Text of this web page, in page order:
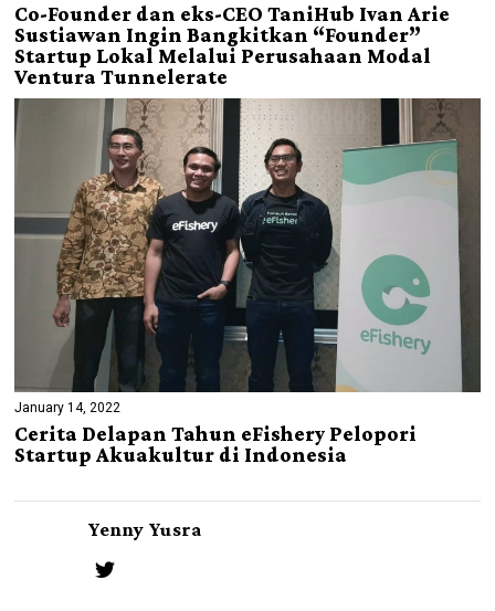
Co-Founder dan eks-CEO TaniHub Ivan Arie
Sustiawan Ingin Bangkitkan “Founder”
Startup Lokal Melalui Perusahaan Modal
Ventura Tunnelerate
January 14, 2022
Cerita Delapan Tahun eFishery Pelopori
Startup Akuakultur di Indonesia
Yenny Yusra